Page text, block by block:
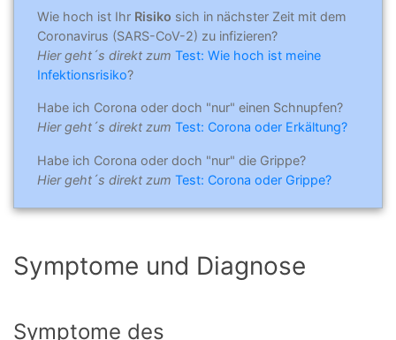
Wie hoch ist Ihr Risiko sich in nächster Zeit mit dem
Coronavirus (SARS-CoV-2) zu infizieren?
Hier geht´s direkt zum Test: Wie hoch ist meine
Infektionsrisiko?
Habe ich Corona oder doch "nur" einen Schnupfen?
Hier geht´s direkt zum Test: Corona oder Erkältung?
Habe ich Corona oder doch "nur" die Grippe?
Hier geht´s direkt zum Test: Corona oder Grippe?
Symptome und Diagnose
Symptome des